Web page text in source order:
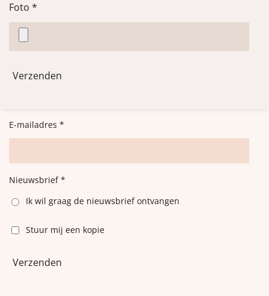
Foto *
Verzenden
E-mailadres *
Nieuwsbrief *
Ik wil graag de nieuwsbrief ontvangen
Stuur mij een kopie
Verzenden